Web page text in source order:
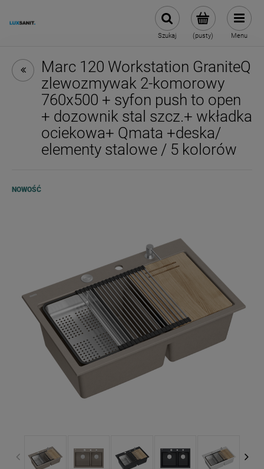
(pusty)
Szukaj Menu
Marc 120 Workstation GraniteQ
zlewozmywak 2-komorowy
760x500 + syfon push to open
+ dozownik stal szcz.+ wkładka
ociekowa+ Qmata +deska/
elementy stalowe / 5 kolorów
NOWOŚĆ